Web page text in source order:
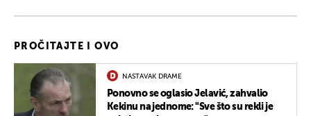
PROČITAJTE I OVO
NASTAVAK DRAME
Ponovno se oglasio Jelavić, zahvalio
Kekinu na jednome: "Sve što su rekli je